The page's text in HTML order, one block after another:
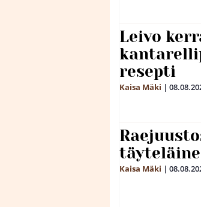
Leivo
resepti
Kaisa Mäki |
Kaisa Mäki |